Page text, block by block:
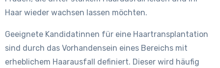
Haar wieder wachsen lassen möchten.
Geeignete Kandidatinnen für eine Haartransplantation
sind durch das Vorhandensein eines Bereichs mit
erheblichem Haarausfall definiert. Dieser wird häufig